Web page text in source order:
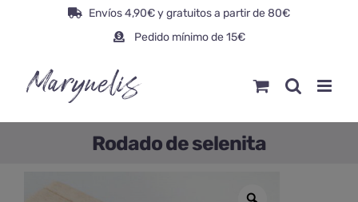
Envíos 4,90€ y gratuitos a partir de 80€
Pedido mínimo de 15€
Rodado de selenita